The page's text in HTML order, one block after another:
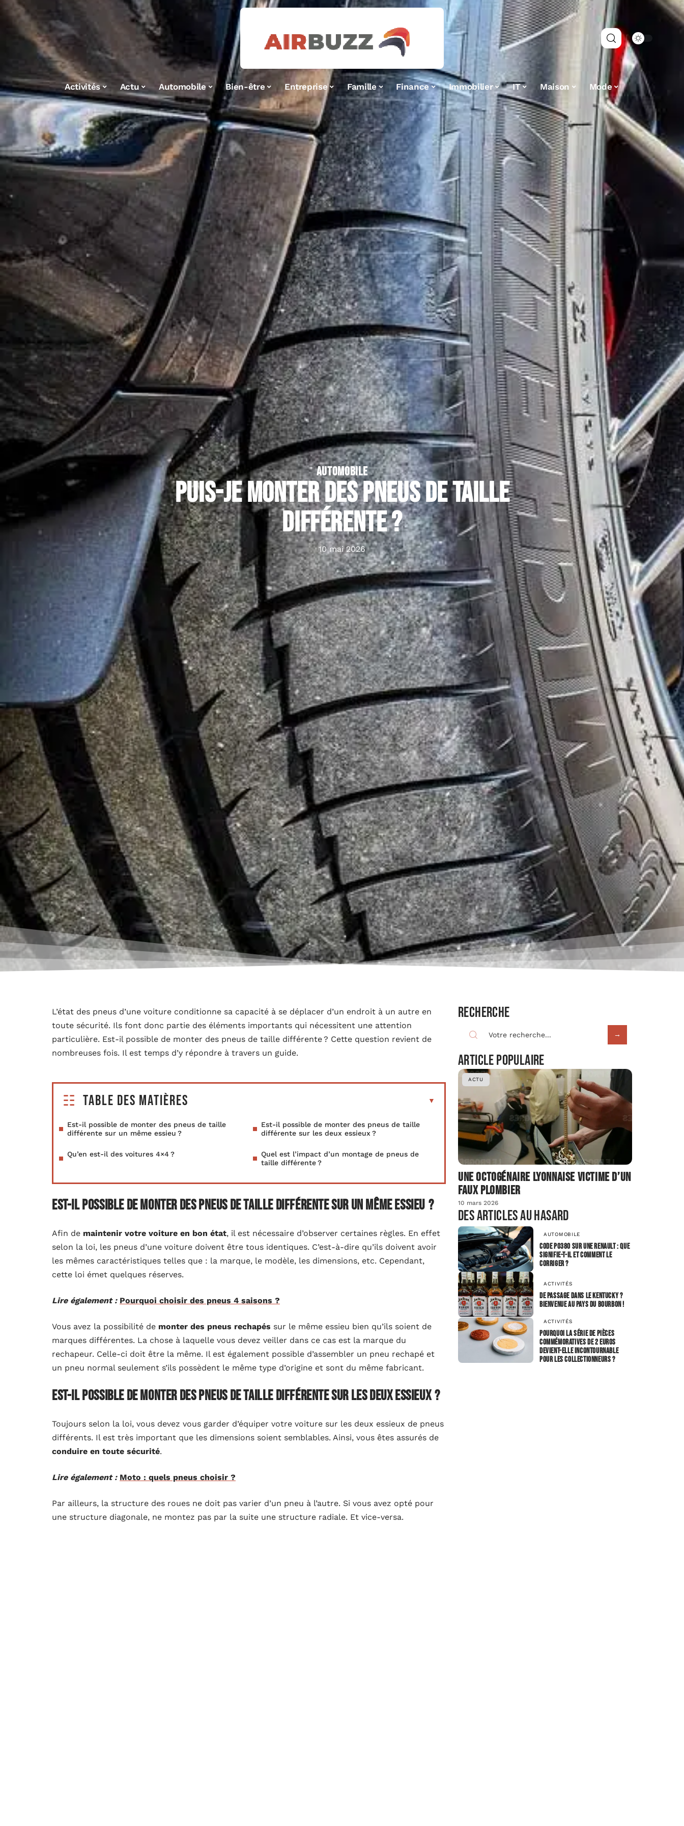
Activités Actu Automobile Bien-être Entreprise Famille Finance Immobilier IT Maison Mode
AUTOMOBILE
Puis-je monter des pneus de taille
différente ?
10 mai 2026
L’état des pneus d’une voiture conditionne sa capacité à se déplacer d’un endroit à un autre en
toute sécurité. Ils font donc partie des éléments importants qui nécessitent une attention
particulière. Est-il possible de monter des pneus de taille différente ? Cette question revient de
nombreuses fois. Il est temps d’y répondre à travers un guide.
Table des matières
Est-il possible de monter des pneus de taille
différente sur un même essieu ?
Est-il possible de monter des pneus de taille
différente sur les deux essieux ?
Qu’en est-il des voitures 4×4 ?
Quel est l’impact d’un montage de pneus de
taille différente ?
Est-il possible de monter des pneus de taille différente sur un même essieu ?
Afin de maintenir votre voiture en bon état, il est nécessaire d’observer certaines règles. En effet
selon la loi, les pneus d’une voiture doivent être tous identiques. C’est-à-dire qu’ils doivent avoir
les mêmes caractéristiques telles que : la marque, le modèle, les dimensions, etc. Cependant,
cette loi émet quelques réserves.
Lire également : Pourquoi choisir des pneus 4 saisons ?
Vous avez la possibilité de monter des pneus rechapés sur le même essieu bien qu’ils soient de
marques différentes. La chose à laquelle vous devez veiller dans ce cas est la marque du
rechapeur. Celle-ci doit être la même. Il est également possible d’assembler un pneu rechapé et
un pneu normal seulement s’ils possèdent le même type d’origine et sont du même fabricant.
Est-il possible de monter des pneus de taille différente sur les deux essieux ?
Toujours selon la loi, vous devez vous garder d’équiper votre voiture sur les deux essieux de pneus
différents. Il est très important que les dimensions soient semblables. Ainsi, vous êtes assurés de
conduire en toute sécurité.
Lire également : Moto : quels pneus choisir ?
Par ailleurs, la structure des roues ne doit pas varier d’un pneu à l’autre. Si vous avez opté pour
une structure diagonale, ne montez pas par la suite une structure radiale. Et vice-versa.
Recherche
Article populaire
ACTU
Une octogénaire lyonnaise victime d’un
faux plombier
10 mars 2026
Des articles au hasard
AUTOMOBILE
Code P0380 sur une Renault : que
signifie-t-il et comment le
corriger ?
ACTIVITÉS
De passage dans le Kentucky ?
Bienvenue au pays du Bourbon !
ACTIVITÉS
Pourquoi la série de pièces
commémoratives de 2 euros
devient-elle incontournable
pour les collectionneurs ?